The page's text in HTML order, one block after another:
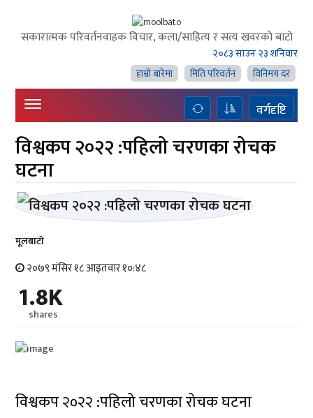
सकारात्मक परिवर्तनवाहक विचार, कला/साहित्य र सत्य खवरको बाटाे
२०८३ साउन २३ शनिवार
हाम्राे बारेमा
मिति परिवर्तन विनिमय दर
वर्गदृष्टि
विश्वकप २०२२ :पहिलो चरणका रोचक
घटना
मूलबाटाे
२०७९ मंसिर १८ आइतवार १०:४८
1.8K
shares
विश्वकप २०२२ :पहिलो चरणका रोचक घटना